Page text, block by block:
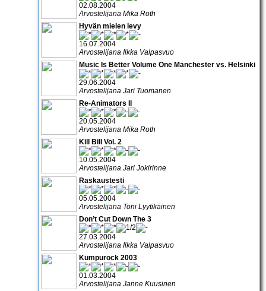
02.08.2004
Arvostelijana Mika Roth
Hyvän mielen levy
16.07.2004
Arvostelijana Ilkka Valpasvuo
Music Is Better Volume One Manchester vs. Helsinki
29.06.2004
Arvostelijana Jari Tuomanen
Re-Animators II
20.05.2004
Arvostelijana Mika Roth
Kill Bill Vol. 2
10.05.2004
Arvostelijana Jari Jokirinne
Raskaustesti
05.05.2004
Arvostelijana Toni Lyytikäinen
Don’t Cut Down The 3
27.03.2004
Arvostelijana Ilkka Valpasvuo
Kumpurock 2003
01.03.2004
Arvostelijana Janne Kuusinen